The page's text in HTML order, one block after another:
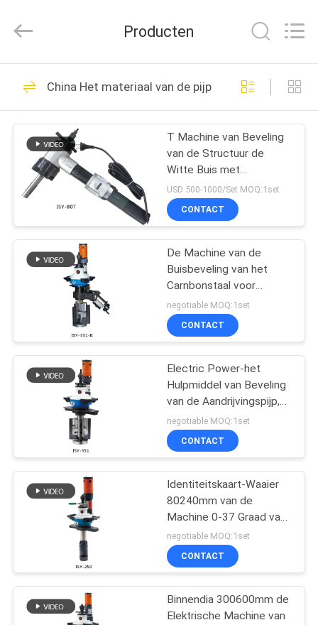
HUIS
PRODUCTEN
VIDEO'S
ONGEVEER
ONS
FABRIEKSREIS
KWALITEITSCONTROLE
VERZOEK
OM EEN
CITAAT
SITEMAP
PRIVACYBELEID
Co.,Ltd..
Scherpe
Lassenmachine
19
Orbitale
Lassenmachine
36
De Machine van het
pijplassen
30
Buis aan Tubesheet-
Lassenmachine
Producten
China Het materiaal van de pijpleidingsbouw
T Machine van Beveling
van de Structuur de
Witte Buis met
Verscheidenheid van
Beveling-Vorm
USD 500-1000/Set MOQ:1set
CONTACT
De Machine van de
Buisbeveling van het
Carnbonstaal voor
Kernenergieindustrie
75mm Dikte
negotiable MOQ:1set
CONTACT
Electric Power-het
Hulpmiddel van Beveling
van de Aandrijvingspijp,
de Automatische
Machine van Pijpbeveling
negotiable MOQ:1set
CONTACT
Identiteitskaart-Waaier
80240mm van de
Machine 0-37 Graad van
Beveling van de
Boilerbuis de Besnoeiing
van de de Schuine
negotiable MOQ:1set
CONTACT
Binnendia 300600mm de
Elektrische Machine van